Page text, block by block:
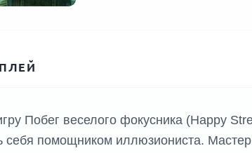
Побег веселого фокусника (Happy
себя помощником иллюзиониста.